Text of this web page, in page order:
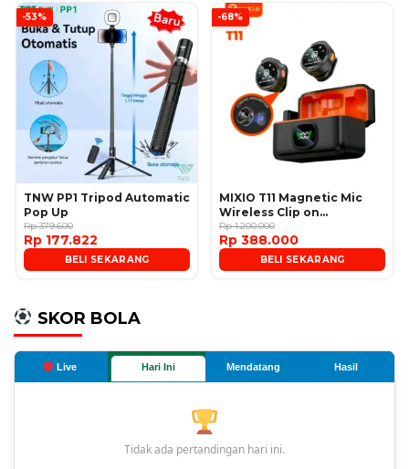
-53%
TNW PP1 Tripod Automatic
Pop Up
Rp 379.600
Rp 177.822
BELI SEKARANG
-68%
MIXIO T11 Magnetic Mic
Wireless Clip on
Microphone
Rp 1.200.000
Rp 388.000
BELI SEKARANG
SKOR BOLA
Live Hari Ini Mendatang Hasil
Tidak ada pertandingan hari ini.